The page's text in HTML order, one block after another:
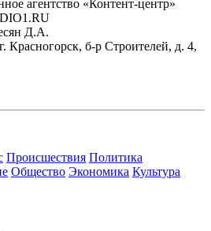
агентство «Контент-центр»
Д.А.
Красногорск, б-р Строителей, д. 4,
Происшествия Политика
Общество Экономика Культура